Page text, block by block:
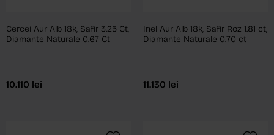
Cercei Aur Alb 18k, Safir 3.25 Ct,
Diamante Naturale 0.67 Ct
10.110 lei
Inel Aur Alb 18k, Safir Roz 1.81 ct,
Diamante Naturale 0.70 ct
11.130 lei